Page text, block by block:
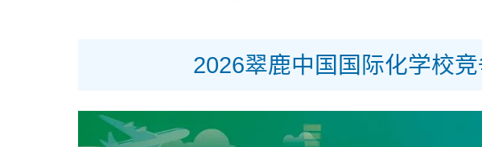
2026翠鹿中国国际化学校